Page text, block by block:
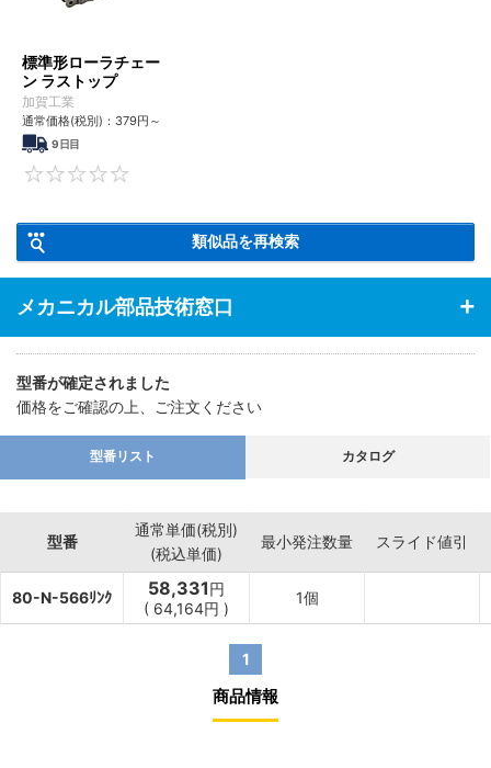
標準形ローラチェー
ン ラストップ
加賀工業
通常価格(税別)： 379円 ～
9日目
類似品を再検索
メカニカル部品技術窓口
型番が確定されました
価格をご確認の上、ご注文ください
型番リスト カタログ
型番
通常単価(税別)
(税込単価)
最小発注数量 スライド値引
80-N-566ﾘﾝｸ 58,331円
( 64,164円 )
1個
1
商品情報